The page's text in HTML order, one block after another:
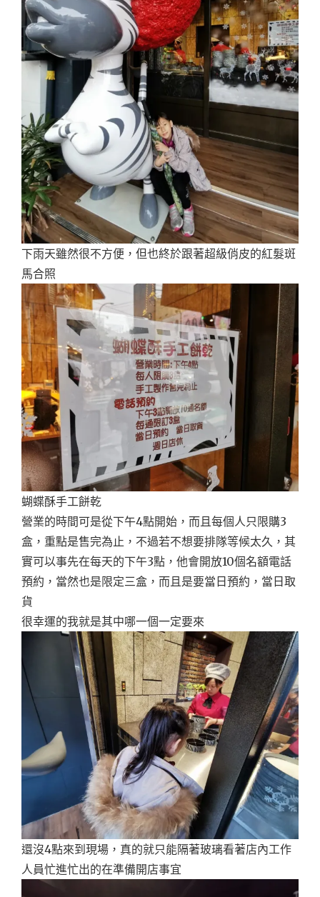
下雨天雖然很不方便，但也終於跟著超級俏皮的紅髮斑
馬合照
蝴蝶酥手工餅乾
營業的時間可是從下午4點開始，而且每個人只限購3
盒，重點是售完為止，不過若不想要排隊等候太久，其
實可以事先在每天的下午3點，他會開放10個名額電話
預約，當然也是限定三盒，而且是要當日預約，當日取
貨
很幸運的我就是其中哪一個一定要來
還沒4點來到現場，真的就只能隔著玻璃看著店內工作
人員忙進忙出的在準備開店事宜